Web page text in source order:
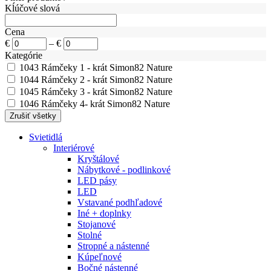
Kĺúčové slová
Cena
€
– €
Kategórie
1043 Rámčeky 1 - krát Simon82 Nature
1044 Rámčeky 2 - krát Simon82 Nature
1045 Rámčeky 3 - krát Simon82 Nature
1046 Rámčeky 4- krát Simon82 Nature
Svietidlá
Interiérové
Kryštálové
Nábytkové - podlinkové
LED pásy
LED
Vstavané podhľadové
Iné + doplnky
Stojanové
Stolné
Stropné a nástenné
Kúpeľnové
Bočné nástenné